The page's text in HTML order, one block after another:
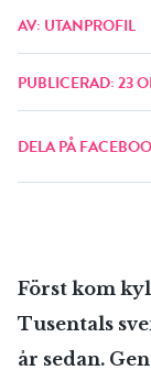
AV: UTANPROFIL
PUBLICERAD: 23
DELA PÅ
Först kom
Tusentals
år sedan.